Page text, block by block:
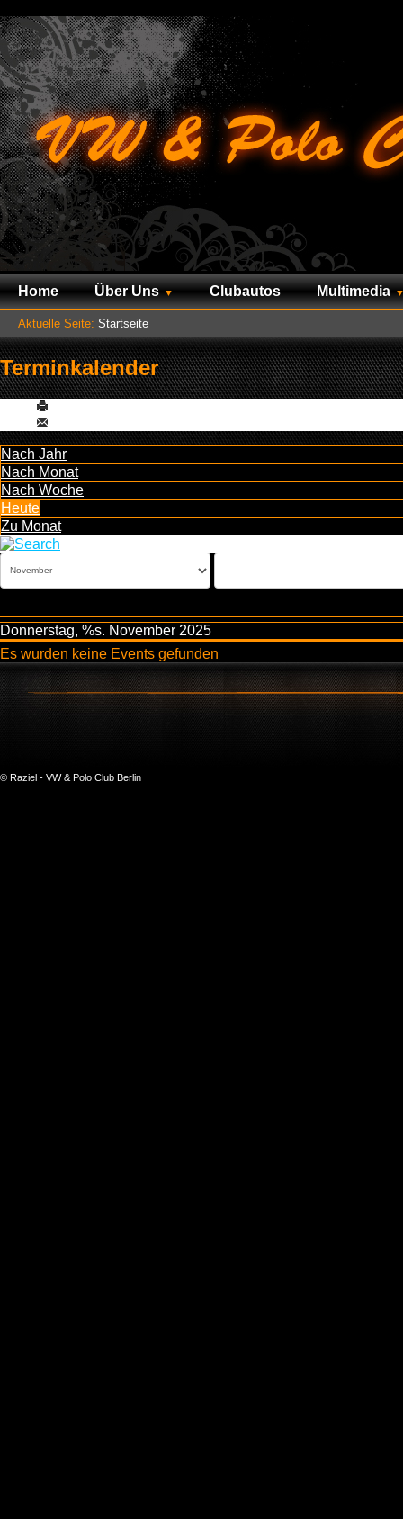
Home Über Uns Clubautos Multimedia
Aktuelle Seite: Startseite
Terminkalender
Nach Jahr
Nach Monat
Nach Woche
Heute
Zu Monat
Donnerstag, %s. November 2025
Es wurden keine Events gefunden
© Raziel - VW & Polo Club Berlin